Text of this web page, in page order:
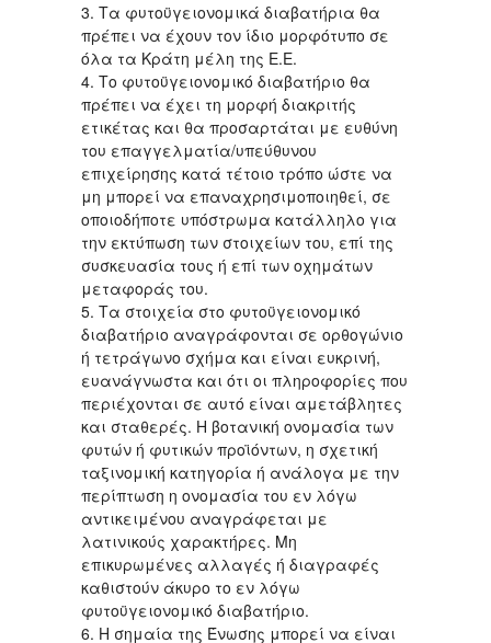
3. Τα φυτοϋγειονομικά διαβατήρια θα
πρέπει να έχουν τον ίδιο μορφότυπο σε
όλα τα Κράτη μέλη της Ε.Ε.
4. Το φυτοϋγειονομικό διαβατήριο θα
πρέπει να έχει τη μορφή διακριτής
ετικέτας και θα προσαρτάται με ευθύνη
του επαγγελματία/υπεύθυνου
επιχείρησης κατά τέτοιο τρόπο ώστε να
μη μπορεί να επαναχρησιμοποιηθεί, σε
οποιοδήποτε υπόστρωμα κατάλληλο για
την εκτύπωση των στοιχείων του, επί της
συσκευασία τους ή επί των οχημάτων
μεταφοράς του.
5. Τα στοιχεία στο φυτοϋγειονομικό
διαβατήριο αναγράφονται σε ορθογώνιο
ή τετράγωνο σχήμα και είναι ευκρινή,
ευανάγνωστα και ότι οι πληροφορίες που
περιέχονται σε αυτό είναι αμετάβλητες
και σταθερές. Η βοτανική ονομασία των
φυτών ή φυτικών προϊόντων, η σχετική
ταξινομική κατηγορία ή ανάλογα με την
περίπτωση η ονομασία του εν λόγω
αντικειμένου αναγράφεται με
λατινικούς χαρακτήρες. Μη
επικυρωμένες αλλαγές ή διαγραφές
καθιστούν άκυρο το εν λόγω
φυτοϋγειονομικό διαβατήριο.
6. Η σημαία της Ένωσης μπορεί να είναι